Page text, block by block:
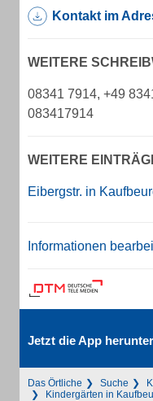
Kontakt im
WEITERE
08341 7914, +49
083417914
WEITERE
Eibergstr. in
Informationen
Jetzt die App
Das Örtliche Suche
Kindergärten in